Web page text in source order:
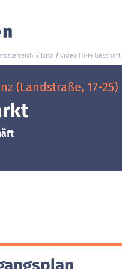
Linz Video Hi-Fi Geschäft
(Landstraße, 17-25)